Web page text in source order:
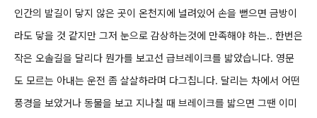
인간의 발길이 닿지 않은 곳이 온천지에 널려있어 손을 뻗으면 금방이
라도 닿을 것 같지만 그저 눈으로 감상하는것에 만족해야 하는.. 한번은
작은 오솔길을 달리다 뭔가를 보고선 급브레이크를 밟았습니다. 영문
도 모르는 아내는 운전 좀 살살하라며 다그칩니다. 달리는 차에서 어떤
풍경을 보았거나 동물을 보고 지나칠 때 브레이크를 밟으면 그땐 이미